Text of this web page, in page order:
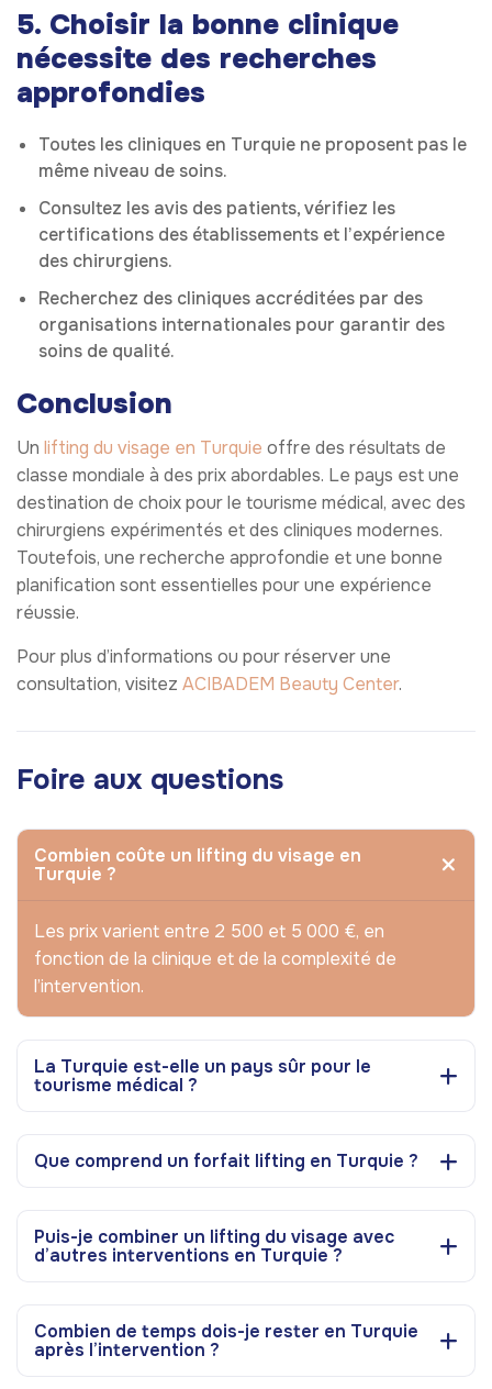
5. Choisir la bonne clinique
nécessite des recherches
approfondies
Toutes les cliniques en Turquie ne proposent pas le
même niveau de soins.
Consultez les avis des patients, vérifiez les
certifications des établissements et l’expérience
des chirurgiens.
Recherchez des cliniques accréditées par des
organisations internationales pour garantir des
soins de qualité.
Conclusion
Un lifting du visage en Turquie offre des résultats de
classe mondiale à des prix abordables. Le pays est une
destination de choix pour le tourisme médical, avec des
chirurgiens expérimentés et des cliniques modernes.
Toutefois, une recherche approfondie et une bonne
planification sont essentielles pour une expérience
réussie.
Pour plus d’informations ou pour réserver une
consultation, visitez ACIBADEM Beauty Center.
Foire aux questions
Combien coûte un lifting du visage en
Turquie ?
Les prix varient entre 2 500 et 5 000 €, en
fonction de la clinique et de la complexité de
l’intervention.
La Turquie est-elle un pays sûr pour le
tourisme médical ?
Que comprend un forfait lifting en Turquie ?
Puis-je combiner un lifting du visage avec
d’autres interventions en Turquie ?
Combien de temps dois-je rester en Turquie
après l’intervention ?